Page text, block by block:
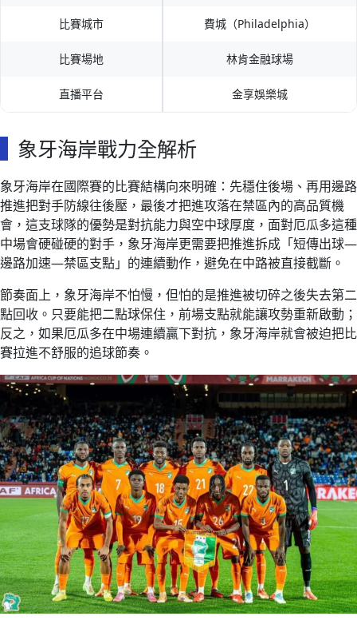
比賽城市 費城（Philadelphia）
比賽場地 林肯金融球場
直播平台 金享娛樂城
象牙海岸戰力全解析
象牙海岸在國際賽的比賽結構向來明確：先穩住後場、再用邊路
推進把對手防線往後壓，最後才把進攻落在禁區內的高品質機
會，這支球隊的優勢是對抗能力與空中球厚度，面對厄瓜多這種
中場會硬碰硬的對手，象牙海岸更需要把推進拆成「短傳出球—
邊路加速—禁區支點」的連續動作，避免在中路被直接截斷。
節奏面上，象牙海岸不怕慢，但怕的是推進被切碎之後失去第二
點回收。只要能把二點球保住，前場支點就能讓攻勢重新啟動；
反之，如果厄瓜多在中場連續贏下對抗，象牙海岸就會被迫把比
賽拉進不舒服的追球節奏。